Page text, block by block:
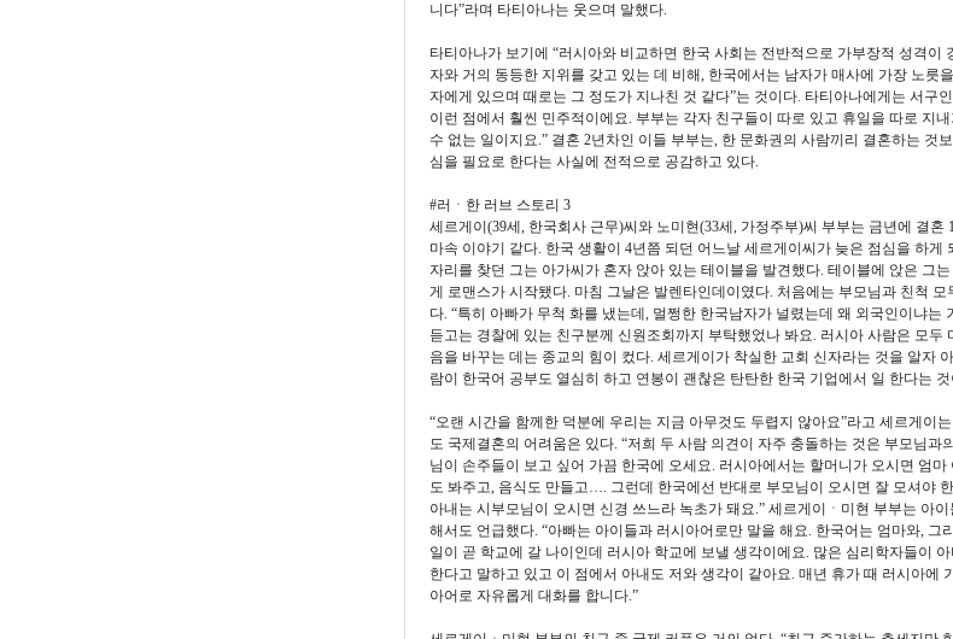
니다”라며 타티아나는 웃으며 말했다.
타티아나가 보기에 “러시아와 비교하면 한국 사회는 전반적으로 가부장적 성격이
자와 거의 동등한 지위를 갖고 있는 데 비해, 한국에서는 남자가 매사에 가장 노릇
자에게 있으며 때로는 그 정도가 지나친 것 같다”는 것이다. 타티아나에게는 서구
이런 점에서 훨씬 민주적이에요. 부부는 각자 친구들이 따로 있고 휴일을 따로 지
수 없는 일이지요.” 결혼 2년차인 이들 부부는, 한 문화권의 사람끼리 결혼하는 것
심을 필요로 한다는 사실에 전적으로 공감하고 있다.
#러ㆍ한 러브 스토리 3
세르게이(39세, 한국회사 근무)씨와 노미현(33세, 가정주부)씨 부부는 금년에 결혼
마속 이야기 같다. 한국 생활이 4년쯤 되던 어느날 세르게이씨가 늦은 점심을 하게
자리를 찾던 그는 아가씨가 혼자 앉아 있는 테이블을 발견했다. 테이블에 앉은 그
게 로맨스가 시작됐다. 마침 그날은 발렌타인데이였다. 처음에는 부모님과 친척
다. “특히 아빠가 무척 화를 냈는데, 멀쩡한 한국남자가 널렸는데 왜 외국인이냐는
듣고는 경찰에 있는 친구분께 신원조회까지 부탁했었나 봐요. 러시아 사람은 모두
음을 바꾸는 데는 종교의 힘이 컸다. 세르게이가 착실한 교회 신자라는 것을 알자
람이 한국어 공부도 열심히 하고 연봉이 괜찮은 탄탄한 한국 기업에서 일 한다는
“오랜 시간을 함께한 덕분에 우리는 지금 아무것도 두렵지 않아요”라고 세르게이
도 국제결혼의 어려움은 있다. “저희 두 사람 의견이 자주 충돌하는 것은 부모님과
님이 손주들이 보고 싶어 가끔 한국에 오세요. 러시아에서는 할머니가 오시면 엄
도 봐주고, 음식도 만들고…. 그런데 한국에선 반대로 부모님이 오시면 잘 모셔야
아내는 시부모님이 오시면 신경 쓰느라 녹초가 돼요.” 세르게이ㆍ미현 부부는 아
해서도 언급했다. “아빠는 아이들과 러시아어로만 말을 해요. 한국어는 엄마와, 그
일이 곧 학교에 갈 나이인데 러시아 학교에 보낼 생각이에요. 많은 심리학자들이
한다고 말하고 있고 이 점에서 아내도 저와 생각이 같아요. 매년 휴가 때 러시아에
아어로 자유롭게 대화를 합니다.”